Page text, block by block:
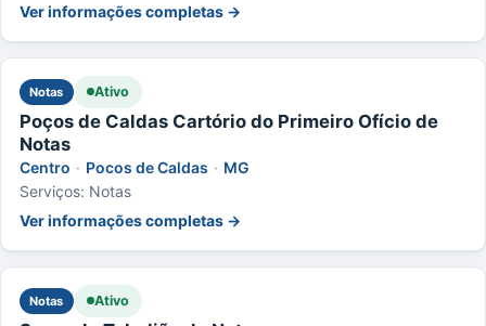
Ver informações completas →
Notas Ativo
Poços de Caldas Cartório do Primeiro Ofício de
Notas
Centro · Pocos de Caldas · MG
Serviços: Notas
Ver informações completas →
Notas Ativo